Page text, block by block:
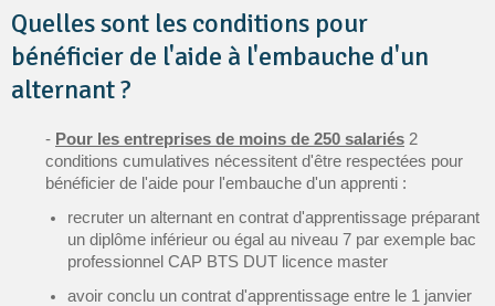
Quelles sont les conditions pour
bénéficier de l'aide à l'embauche d'un
alternant ?
- Pour les entreprises de moins de 250 salariés 2
conditions cumulatives nécessitent d'être respectées pour
bénéficier de l'aide pour l'embauche d'un apprenti :
recruter un alternant en contrat d'apprentissage préparant
un diplôme inférieur ou égal au niveau 7 par exemple bac
professionnel CAP BTS DUT licence master
avoir conclu un contrat d'apprentissage entre le 1 janvier